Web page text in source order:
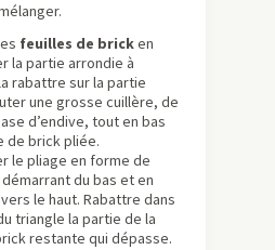
feuilles de bricken
la partie arrondie à
rabattre sur la partie
une grosse cuillère, de
d’endive, tout en bas
de brick pliée.
le pliage en forme de
du bas et en
le haut. Rabattre dans
triangle la partie de la
restante qui dépasse.